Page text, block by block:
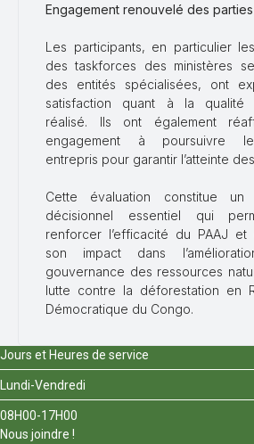
Engagement renouvelé des
Les participants, en particulier
des taskforces des ministères
des entités spécialisées, ont
satisfaction quant à la qualité
réalisé. Ils ont également
engagement à poursuivre
entrepris pour garantir l’atteinte
Cette évaluation constitue un
décisionnel essentiel qui
renforcer l’efficacité du PAAJ et
son impact dans
gouvernance des ressources
lutte contre la déforestation en
Démocratique du Congo.
Jours et Heures de service
Lundi-Vendredi
08H00-17H00
Nous joindre !